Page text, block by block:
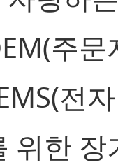
주문
전
위한 장